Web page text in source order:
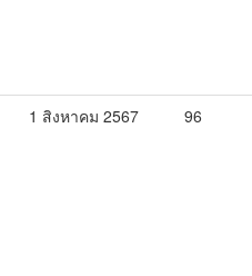
1 สิงหาคม 2567 96